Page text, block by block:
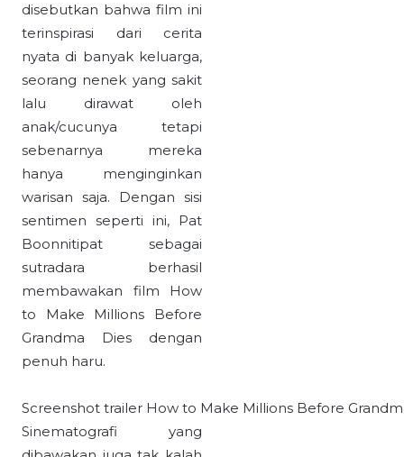
disebutkan bahwa film ini
terinspirasi dari cerita
nyata di banyak keluarga,
seorang nenek yang sakit
lalu dirawat oleh
anak/cucunya tetapi
sebenarnya mereka
hanya menginginkan
warisan saja. Dengan sisi
sentimen seperti ini, Pat
Boonnitipat sebagai
sutradara berhasil
membawakan film How
to Make Millions Before
Grandma Dies dengan
penuh haru.
Screenshot trailer How to Make Millions Before
Sinematografi yang